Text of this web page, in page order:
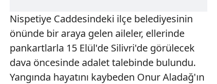
Nispetiye Caddesindeki ilçe belediyesinin
önünde bir araya gelen aileler, ellerinde
pankartlarla 15 Elül'de Silivri'de görülecek
dava öncesinde adalet talebinde bulundu.
Yangında hayatını kaybeden Onur Aladağ'ın